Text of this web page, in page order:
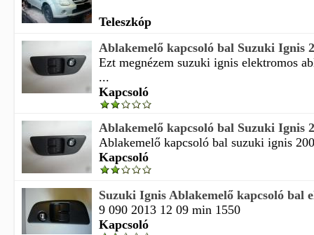
Teleszkóp
Ablakemelő kapcsoló bal Suzuki Ignis
Ezt megnézem suzuki ignis elektromos
...
Kapcsoló
Ablakemelő kapcsoló bal Suzuki Ignis
Ablakemelő kapcsoló bal suzuki ignis
Kapcsoló
Suzuki Ignis Ablakemelő kapcsoló bal
9 090 2013 12 09 min 1550
Kapcsoló